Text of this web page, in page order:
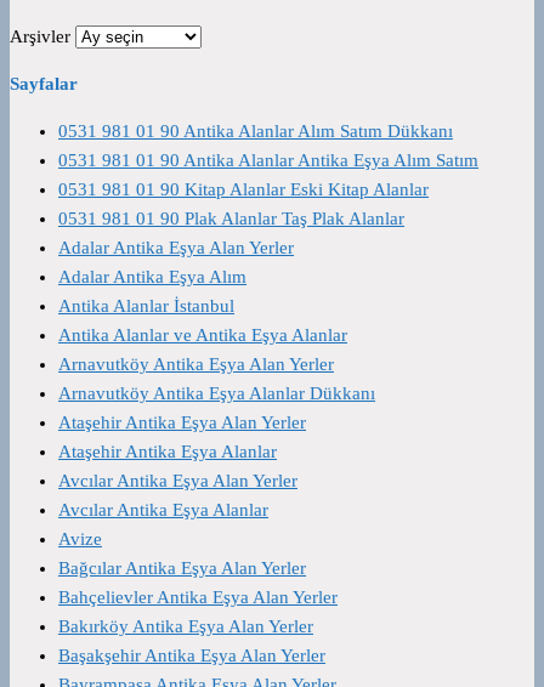
Arşivler
Sayfalar
0531 981 01 90 Antika Alanlar Alım Satım Dükkanı
0531 981 01 90 Antika Alanlar Antika Eşya Alım Satım
0531 981 01 90 Kitap Alanlar Eski Kitap Alanlar
0531 981 01 90 Plak Alanlar Taş Plak Alanlar
Adalar Antika Eşya Alan Yerler
Adalar Antika Eşya Alım
Antika Alanlar İstanbul
Antika Alanlar ve Antika Eşya Alanlar
Arnavutköy Antika Eşya Alan Yerler
Arnavutköy Antika Eşya Alanlar Dükkanı
Ataşehir Antika Eşya Alan Yerler
Ataşehir Antika Eşya Alanlar
Avcılar Antika Eşya Alan Yerler
Avcılar Antika Eşya Alanlar
Avize
Bağcılar Antika Eşya Alan Yerler
Bahçelievler Antika Eşya Alan Yerler
Bakırköy Antika Eşya Alan Yerler
Başakşehir Antika Eşya Alan Yerler